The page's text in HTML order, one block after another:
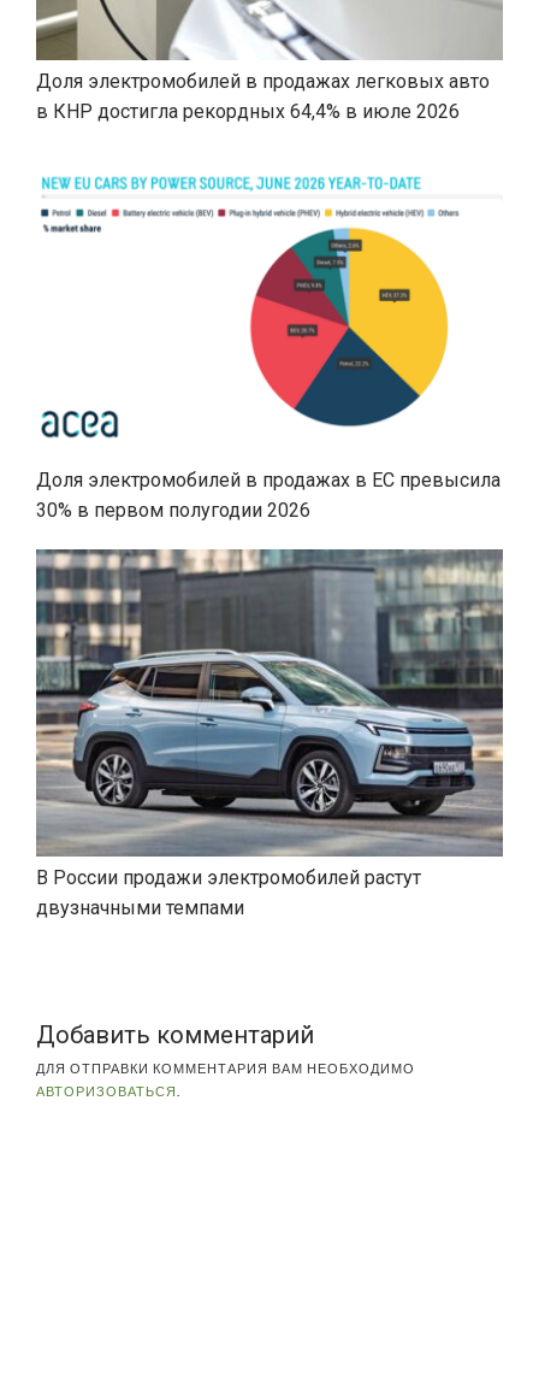
Доля электромобилей в продажах легковых авто
в КНР достигла рекордных 64,4% в июле 2026
Доля электромобилей в продажах в ЕС превысила
30% в первом полугодии 2026
В России продажи электромобилей растут
двузначными темпами
Добавить комментарий
ДЛЯ ОТПРАВКИ КОММЕНТАРИЯ ВАМ НЕОБХОДИМО
АВТОРИЗОВАТЬСЯ